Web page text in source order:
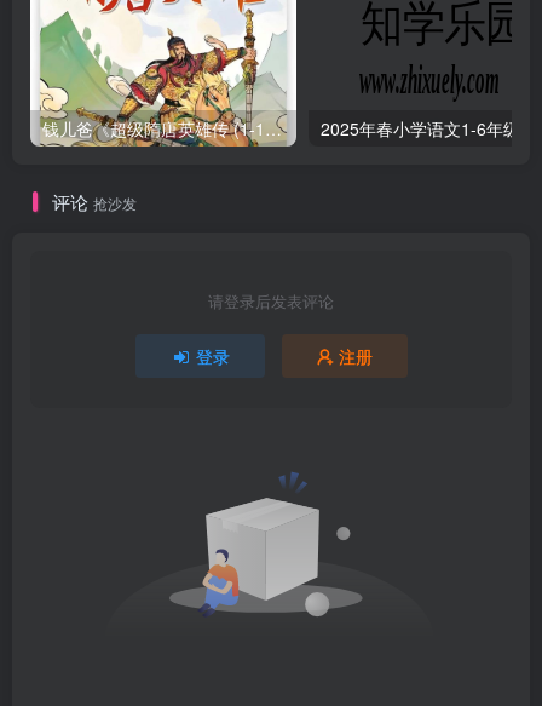
钱儿爸《超级隋唐英雄传 (1-10季) +超级隋唐英雄后传 (1-4季）
评论 抢沙发
请登录后发表评论
登录 注册